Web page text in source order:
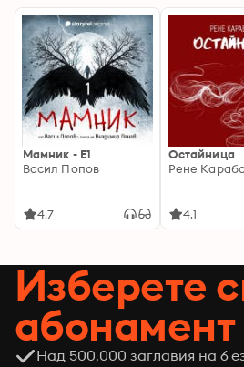
Мамник - E1
Васил Попов
4.7
Остайница
Рене
4.1
Изберете
абонамент
Над 500,000 заглавия на 6